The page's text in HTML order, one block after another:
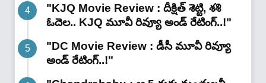
"KJQ Movie Review : దీక్షిత్ శెట్టి, శశి
ఓదెల.. KJQ మూవీ రివ్యూ అండ్ రేటింగ్‌..!"
"DC Movie Review : డీసీ మూవీ రివ్యూ
అండ్ రేటింగ్‌..!"